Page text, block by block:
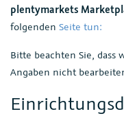
plentymarkets
folgenden Seite tun:
Bitte beachten Sie,
Angaben nicht